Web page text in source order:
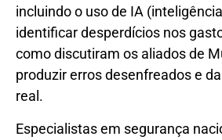
incluindo o uso de IA
identificar desperdícios nos
como discutiram os aliados de
produzir erros desenfreados e
real.
Especialistas em segurança